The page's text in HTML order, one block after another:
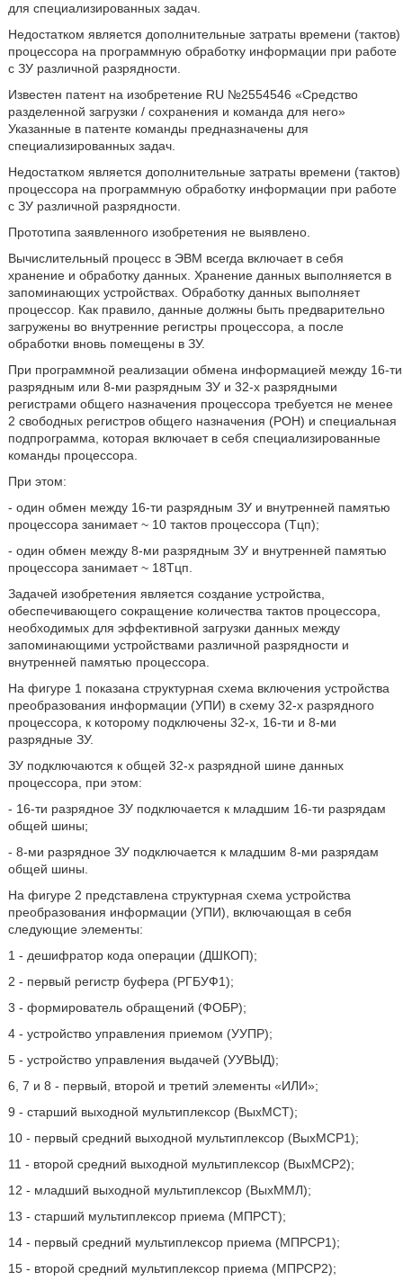
для специализированных задач.
Недостатком является дополнительные затраты времени (тактов)
процессора на программную обработку информации при работе
с ЗУ различной разрядности.
Известен патент на изобретение RU №2554546 «Средство
разделенной загрузки / сохранения и команда для него»
Указанные в патенте команды предназначены для
специализированных задач.
Недостатком является дополнительные затраты времени (тактов)
процессора на программную обработку информации при работе
с ЗУ различной разрядности.
Прототипа заявленного изобретения не выявлено.
Вычислительный процесс в ЭВМ всегда включает в себя
хранение и обработку данных. Хранение данных выполняется в
запоминающих устройствах. Обработку данных выполняет
процессор. Как правило, данные должны быть предварительно
загружены во внутренние регистры процессора, а после
обработки вновь помещены в ЗУ.
При программной реализации обмена информацией между 16-ти
разрядным или 8-ми разрядным ЗУ и 32-х разрядными
регистрами общего назначения процессора требуется не менее
2 свободных регистров общего назначения (РОН) и специальная
подпрограмма, которая включает в себя специализированные
команды процессора.
При этом:
- один обмен между 16-ти разрядным ЗУ и внутренней памятью
процессора занимает ~ 10 тактов процессора (Тцп);
- один обмен между 8-ми разрядным ЗУ и внутренней памятью
процессора занимает ~ 18Тцп.
Задачей изобретения является создание устройства,
обеспечивающего сокращение количества тактов процессора,
необходимых для эффективной загрузки данных между
запоминающими устройствами различной разрядности и
внутренней памятью процессора.
На фигуре 1 показана структурная схема включения устройства
преобразования информации (УПИ) в схему 32-х разрядного
процессора, к которому подключены 32-х, 16-ти и 8-ми
разрядные ЗУ.
ЗУ подключаются к общей 32-х разрядной шине данных
процессора, при этом:
- 16-ти разрядное ЗУ подключается к младшим 16-ти разрядам
общей шины;
- 8-ми разрядное ЗУ подключается к младшим 8-ми разрядам
общей шины.
На фигуре 2 представлена структурная схема устройства
преобразования информации (УПИ), включающая в себя
следующие элементы:
1 - дешифратор кода операции (ДШКОП);
2 - первый регистр буфера (РГБУФ1);
3 - формирователь обращений (ФОБР);
4 - устройство управления приемом (УУПР);
5 - устройство управления выдачей (УУВЫД);
6, 7 и 8 - первый, второй и третий элементы «ИЛИ»;
9 - старший выходной мультиплексор (ВыхМСТ);
10 - первый средний выходной мультиплексор (ВыхМСР1);
11 - второй средний выходной мультиплексор (ВыхМСР2);
12 - младший выходной мультиплексор (ВыхММЛ);
13 - старший мультиплексор приема (МПРСТ);
14 - первый средний мультиплексор приема (МПРСР1);
15 - второй средний мультиплексор приема (МПРСР2);